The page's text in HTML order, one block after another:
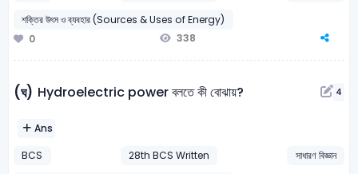
শক্তির উৎস ও ব্যবহার (Sources & Uses of Energy)
0
338
(ঘ) Hydroelectric power বলতে কী বোঝায়? 4
Ans
BCS
28th BCS Written
সাধারণ বিজ্ঞান